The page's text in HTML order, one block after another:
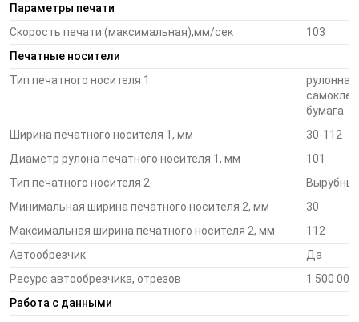
Встроенный долговечный автоотрезчик
Мониторинг состояния принтера и уровня расхода
чернил благодаря удобному ЖК-экрану
NiceLabel
Сферы применения
задачи полноцветной печати «по запросу» для разных
вертикальных рынков.
Параметры печати
Скорость печати (максимальная),мм/сек
103
Печатные носители
Тип печатного носителя 1
рулонная
бумага
Ширина печатного носителя 1, мм
30-112
Диаметр рулона печатного носителя 1, мм
101
Тип печатного носителя 2
Минимальная ширина печатного носителя 2, мм
30
Максимальная ширина печатного носителя 2, мм
112
Автообрезчик
Да
Ресурс автообрезчика, отрезов
1 500 000
Работа с данными